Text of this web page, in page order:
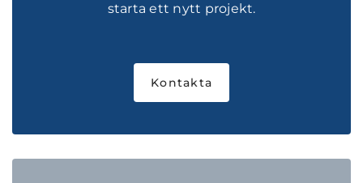
starta ett nytt projekt.
Kontakta